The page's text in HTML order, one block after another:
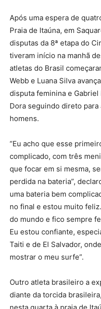
Após uma espera de
Praia de Itaúna, em
disputas da 8ª etapa do
tiveram início na manhã
atletas do Brasil
Webb e Luana Silva
disputa feminina e Gabriel
Dora seguindo direto
homens.
“Eu acho que esse
complicado, com três
que focar em si mesma,
perdida na bateria”,
uma bateria bem
no final e estou muito
do mundo e fico sempre
Eu estou confiante,
Taiti e de El Salvador,
mostrar o meu surfe”.
Outro atleta brasileiro a
diante da torcida